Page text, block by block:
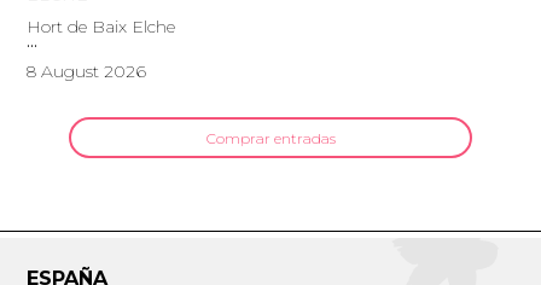
Hort de Baix Elche
8 August 2026
Comprar entradas
ESPAÑA